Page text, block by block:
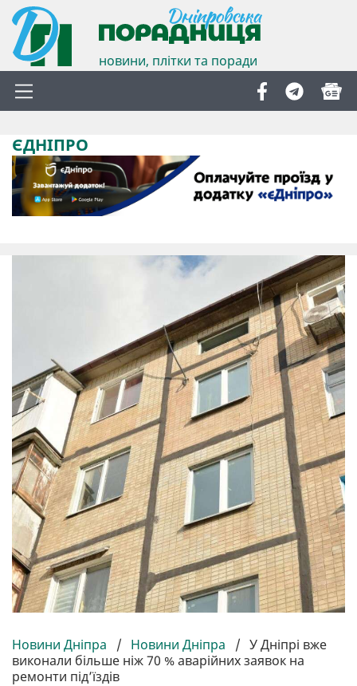
новини, плітки та поради
ЄДНІПРО
Новини Дніпра / Новини Дніпра / У Дніпрі вже
виконали більше ніж 70 % аварійних заявок на
ремонти під’їздів